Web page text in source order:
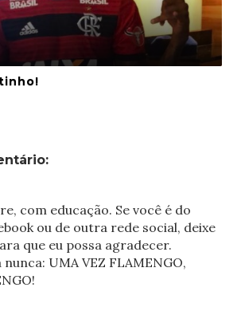
com educação. Se você é do
ou de outra rede social, deixe
que eu possa agradecer.
UMA VEZ FLAMENGO,